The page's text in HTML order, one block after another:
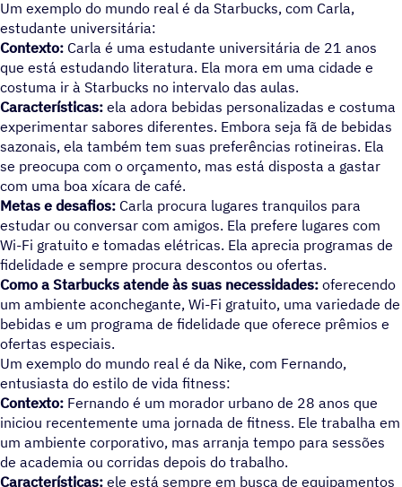
Um exemplo do mundo real é da Starbucks, com Carla,
estudante universitária:
Contexto: Carla é uma estudante universitária de 21 anos
que está estudando literatura. Ela mora em uma cidade e
costuma ir à Starbucks no intervalo das aulas.
Características: ela adora bebidas personalizadas e costuma
experimentar sabores diferentes. Embora seja fã de bebidas
sazonais, ela também tem suas preferências rotineiras. Ela
se preocupa com o orçamento, mas está disposta a gastar
com uma boa xícara de café.
Metas e desafios: Carla procura lugares tranquilos para
estudar ou conversar com amigos. Ela prefere lugares com
Wi-Fi gratuito e tomadas elétricas. Ela aprecia programas de
fidelidade e sempre procura descontos ou ofertas.
Como a Starbucks atende às suas necessidades: oferecendo
um ambiente aconchegante, Wi-Fi gratuito, uma variedade de
bebidas e um programa de fidelidade que oferece prêmios e
ofertas especiais.
Um exemplo do mundo real é da Nike, com Fernando,
entusiasta do estilo de vida fitness:
Contexto: Fernando é um morador urbano de 28 anos que
iniciou recentemente uma jornada de fitness. Ele trabalha em
um ambiente corporativo, mas arranja tempo para sessões
de academia ou corridas depois do trabalho.
Características: ele está sempre em busca de equipamentos